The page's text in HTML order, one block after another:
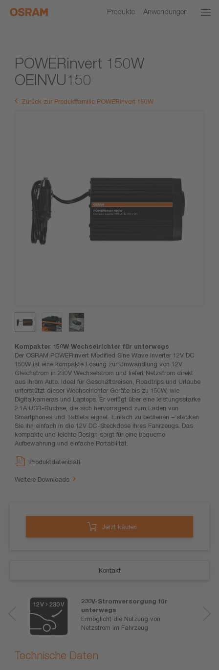
Produkte Anwendungen
POWERinvert 150W
OEINVU150
Zurück zur Produktfamilie POWERinvert 150W
Kompakter 150W Wechselrichter für unterwegs
Der OSRAM POWERinvert Modified Sine Wave Inverter 12V DC
150W ist eine kompakte Lösung zur Umwandlung von 12V
Gleichstrom in 230V Wechselstrom und liefert Netzstrom direkt
aus Ihrem Auto. Ideal für Geschäftsreisen, Roadtrips und Urlaube
unterstützt dieser Wechselrichter Geräte bis zu 150W, wie
Digitalkameras und Laptops. Er verfügt über eine leistungsstarke
2.1A USB-Buchse, die sich hervorragend zum Laden von
Smartphones und Tablets eignet. Einfach zu bedienen – stecken
Sie ihn einfach in die 12V DC-Steckdose Ihres Fahrzeugs. Das
kompakte und leichte Design sorgt für eine bequeme
Aufbewahrung und einfache Portabilität.
Produktdatenblatt
Weitere Downloads
Jetzt kaufen
Kontakt
230V-Stromversorgung für
unterwegs
Ermöglicht die Nutzung von
Netzstrom im Fahrzeug
Technische Daten